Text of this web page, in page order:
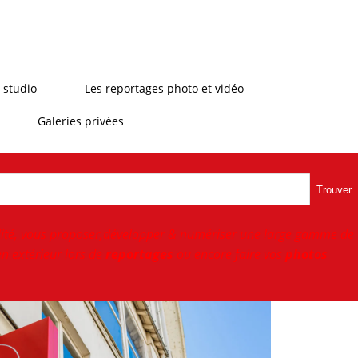
studio Les reportages photo et vidéo
Galeries privées
Trouver
vous proposer,développer & numériser une large gamme de
extérieur lors de reportages ou encore faire vos photos